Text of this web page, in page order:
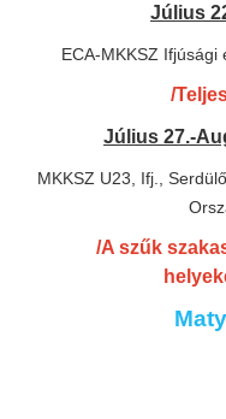
Július
ECA-MKKSZ Ifjúsági
/
Július 27.-
MKKSZ U23, Ifj.,
/A szűk